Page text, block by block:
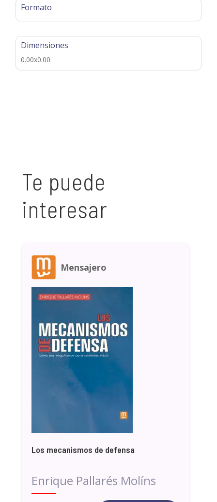
Formato
Dimensiones
0.00x0.00
Te puede
interesar
Mensajero
Los mecanismos de defensa
Enrique Pallarés Molíns